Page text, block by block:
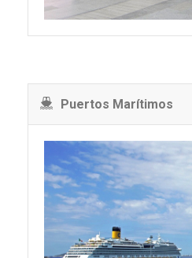
Puertos Marítimos